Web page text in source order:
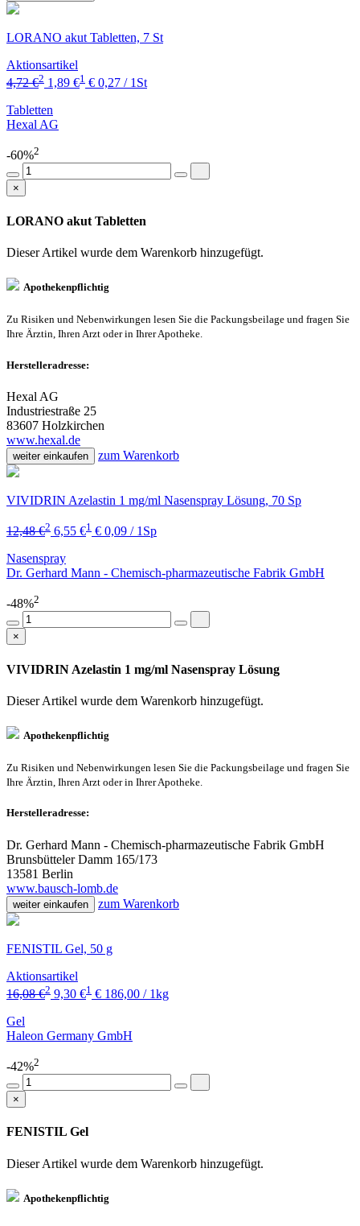
LORANO akut Tabletten, 7 St
Aktionsartikel
4,72 €2 1,89 €1 € 0,27 / 1St
Tabletten
Hexal AG
-60%2
×
LORANO akut Tabletten
Dieser Artikel wurde dem Warenkorb hinzugefügt.
Apothekenpflichtig
Zu Risiken und Nebenwirkungen lesen Sie die Packungsbeilage und fragen Sie
Ihre Ärztin, Ihren Arzt oder in Ihrer Apotheke.
Herstelleradresse:
Hexal AG
Industriestraße 25
83607 Holzkirchen
www.hexal.de
weiter einkaufen zum Warenkorb
VIVIDRIN Azelastin 1 mg/ml Nasenspray Lösung, 70 Sp
12,48 €2 6,55 €1 € 0,09 / 1Sp
Nasenspray
Dr. Gerhard Mann - Chemisch-pharmazeutische Fabrik GmbH
-48%2
×
VIVIDRIN Azelastin 1 mg/ml Nasenspray Lösung
Dieser Artikel wurde dem Warenkorb hinzugefügt.
Apothekenpflichtig
Zu Risiken und Nebenwirkungen lesen Sie die Packungsbeilage und fragen Sie
Ihre Ärztin, Ihren Arzt oder in Ihrer Apotheke.
Herstelleradresse:
Dr. Gerhard Mann - Chemisch-pharmazeutische Fabrik GmbH
Brunsbütteler Damm 165/173
13581 Berlin
www.bausch-lomb.de
weiter einkaufen zum Warenkorb
FENISTIL Gel, 50 g
Aktionsartikel
16,08 €2 9,30 €1 € 186,00 / 1kg
Gel
Haleon Germany GmbH
-42%2
×
FENISTIL Gel
Dieser Artikel wurde dem Warenkorb hinzugefügt.
Apothekenpflichtig